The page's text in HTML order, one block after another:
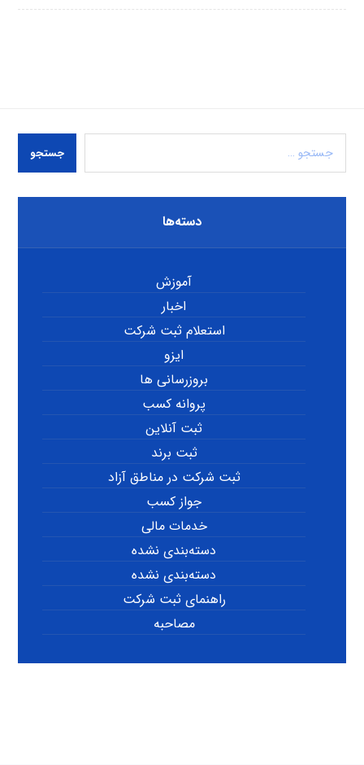
جستجو
دسته‌ها
آموزش
اخبار
استعلام ثبت شرکت
ایزو
بروزرسانی ها
پروانه کسب
ثبت آنلاین
ثبت برند
ثبت شرکت در مناطق آزاد
جواز کسب
خدمات مالی
دسته‌بندی نشده
دسته‌بندی نشده
راهنمای ثبت شرکت
مصاحبه